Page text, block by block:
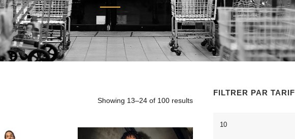
Showing 13–24 of 100 results
FILTRER PAR TARIF